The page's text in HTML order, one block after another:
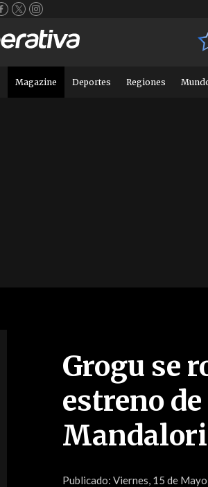
Magazine Deportes Regiones
Grogu se
estreno
Publicado: Viernes, 15 de